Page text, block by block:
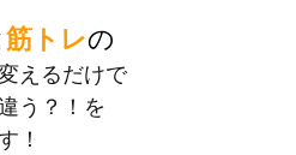
筋トレの
えるだけで
う？！を
！